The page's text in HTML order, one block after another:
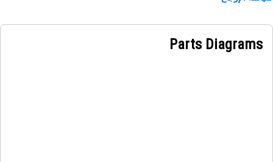
Parts Diagrams